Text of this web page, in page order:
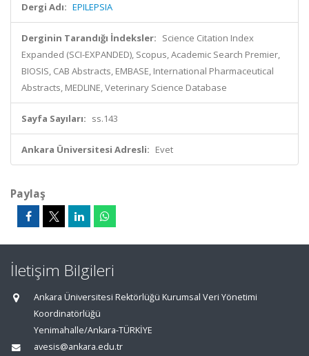
Dergi Adı: EPILEPSIA
Derginin Tarandığı İndeksler: Science Citation Index
Expanded (SCI-EXPANDED), Scopus, Academic Search Premier,
BIOSIS, CAB Abstracts, EMBASE, International Pharmaceutical
Abstracts, MEDLINE, Veterinary Science Database
Sayfa Sayıları: ss.143
Ankara Üniversitesi Adresli: Evet
Paylaş
İletişim Bilgileri
Ankara Üniversitesi Rektörlüğü Kurumsal Veri Yönetimi
Koordinatörlüğü
Yenimahalle/Ankara-TÜRKİYE
avesis@ankara.edu.tr